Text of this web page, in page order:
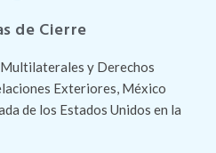
de Cierre
y Derechos
Exteriores, México
de los Estados Unidos en la